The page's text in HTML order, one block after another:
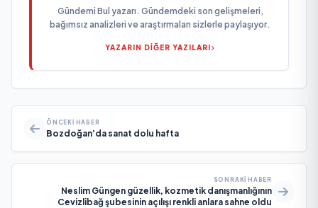
Gündemi Bul yazarı. Gündemdeki son gelişmeleri,
bağımsız analizleri ve araştırmaları sizlerle paylaşıyor.
YAZARIN DİĞER YAZILARI
ÖNCEKI HABER
Bozdoğan’da sanat dolu hafta
SONRAKI HABER
Neslim Güngen güzellik, kozmetik danışmanlığının
Cevizlibağ şubesinin açılışı renkli anlara sahne oldu